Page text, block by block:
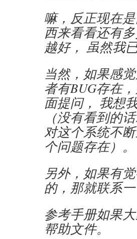
嘛，反正现在
西来看看还有
越好， 虽然我
当然，如果感
者有BUG存在
面提问， 我想
（没有看到的
对这个系统不
个问题存在）。
另外，如果有
的，那就联系一
参考手册如果
帮助文件。